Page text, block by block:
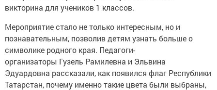
викторина для учеников 1 классов.
Мероприятие стало не только интересным, но и
познавательным, позволив детям узнать больше о
символике родного края. Педагоги-
организаторы Гузель Рамилевна и Эльвина
Эдуардовна рассказали, как появился флаг Республики
Татарстан, почему именно такие цвета были выбраны,